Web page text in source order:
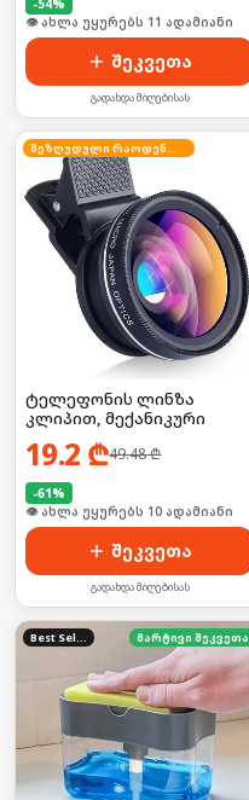
-54%
🛒 ბოლო 24სთ-ში იყიდა 14-მა
შეკვეთა
გადახდა მიღებისას
შეზღუდული რაოდენობა
ტელეფონის ლინზა
კლიპით, მექანიკური
19.2 ₾49.48₾
-61%
🛒 ბოლო 24სთ-ში იყიდა 15-მა
შეკვეთა
გადახდა მიღებისას
Best Seller მარტივი შეკვეთა